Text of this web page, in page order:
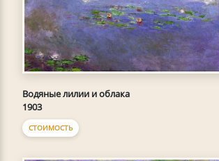
Водяные лилии и облака
1903
СТОИМОСТЬ